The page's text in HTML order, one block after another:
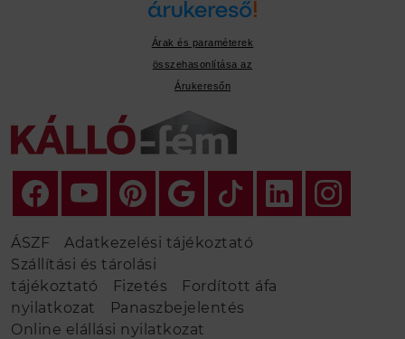
Árak és paraméterek
összehasonlítása az
Árukeresőn
ÁSZF
Adatkezelési tájékoztató
Szállítási és tárolási
tájékoztató
Fizetés
Fordított áfa
nyilatkozat
Panaszbejelentés
Online elállási nyilatkozat